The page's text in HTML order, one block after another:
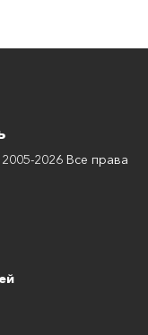
2026 Все права